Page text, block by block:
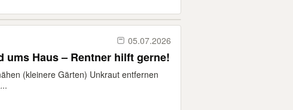
05.07.2026
ums Haus – Rentner hilft gerne!
(kleinere Gärten) Unkraut entfernen